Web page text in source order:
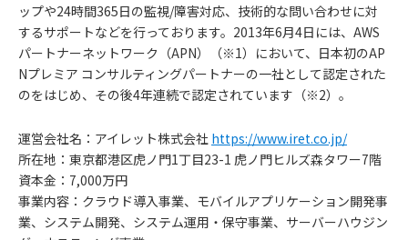
ップや24時間365日の監視/障害対応、技術的な問い合わせに対
するサポートなどを行っております。2013年6月4日には、AWS
パートナーネットワーク（APN）（※1）において、日本初のAP
Nプレミア コンサルティングパートナーの一社として認定された
のをはじめ、その後4年連続で認定されています（※2）。
運営会社名：アイレット株式会社 https://www.iret.co.jp/
所在地：東京都港区虎ノ門1丁目23-1 虎ノ門ヒルズ森タワー7階
資本金：7,000万円
事業内容：クラウド導入事業、モバイルアプリケーション開発事
業、システム開発、システム運用・保守事業、サーバーハウジン